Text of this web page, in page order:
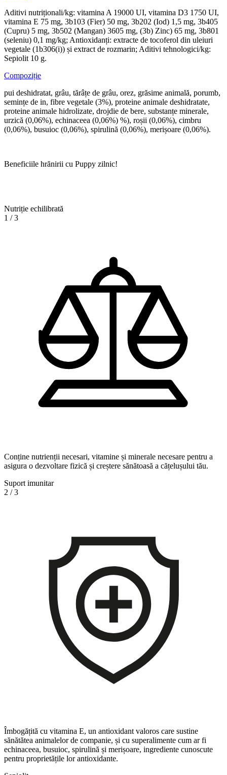
Aditivi nutriționali/kg: vitamina A 19000 UI, vitamina D3 1750 UI,
vitamina E 75 mg, 3b103 (Fier) 50 mg, 3b202 (Iod) 1,5 mg, 3b405
(Cupru) 5 mg, 3b502 (Mangan) 3605 mg, (3b) Zinc) 65 mg, 3b801
(seleniu) 0,1 mg/kg; Antioxidanți: extracte de tocoferol din uleiuri
vegetale (1b306(i)) și extract de rozmarin; Aditivi tehnologici/kg:
Sepiolit 10 g.
Compoziție
pui deshidratat, grâu, tărâțe de grâu, orez, grăsime animală, porumb,
semințe de in, fibre vegetale (3%), proteine ​​animale deshidratate,
proteine ​​animale hidrolizate, drojdie de bere, substanțe minerale,
urzică (0,06%), echinaceea (0,06%) %), roșii (0,06%), cimbru
(0,06%), busuioc (0,06%), spirulină (0,06%), merișoare (0,06%).
Beneficiile hrănirii cu Puppy zilnic!
Nutriție echilibrată
1 /3
Conține nutrienții necesari, vitamine și minerale necesare pentru a
asigura o dezvoltare fizică și creștere sănătoasă a cățelușului tău.
Suport imunitar
2 /3
Îmbogățită cu vitamina E, un antioxidant valoros care sustine
sănătătea animalelor de companie, și cu superalimente cum ar fi
echinaceea, busuioc, spirulină și merișoare, ingrediente cunoscute
pentru proprietățile lor antioxidante.